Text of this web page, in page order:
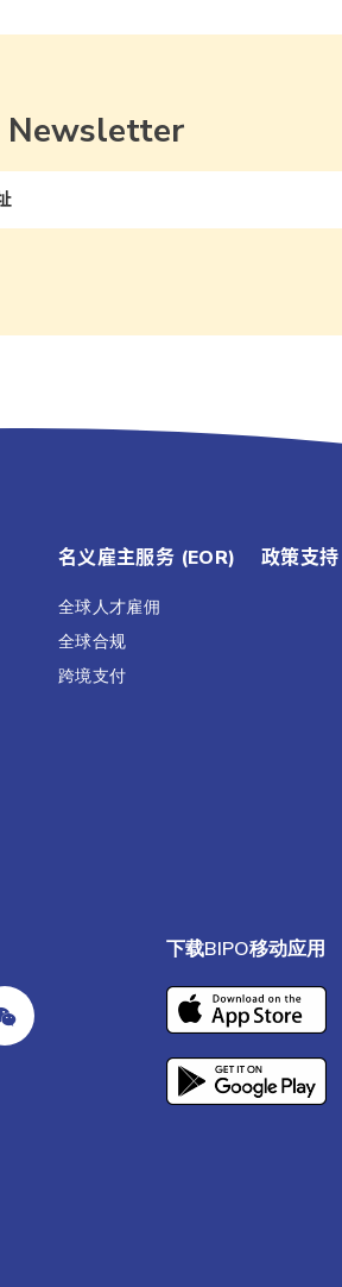
Newsletter
名义雇主服务 (EOR)
全球人才雇佣
全球合规
跨境支付
政策支持
下载BIPO移动应用